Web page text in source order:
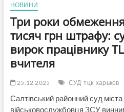
НОВИНИ
Три роки
тисяч грн штрафу:
вирок працівнику
вчителя
25.12.2025 СУД тцк харьков
Салтівський районний суд
військовослужбовця ЗСУ винним